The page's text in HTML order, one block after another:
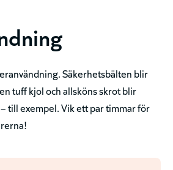
Säkerhetsbälten blir
tuff kjol och allsköns skrot blir
till exempel. Vik ett par timmar för